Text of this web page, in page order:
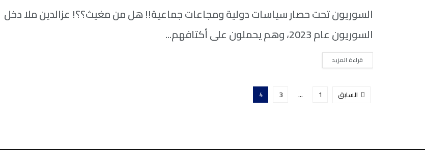
السوريون تحت حصار سياسات دولية ومجاعات جماعية!! هل من مغيث؟؟! عزالدين ملا دخل
السوريون عام 2023، وهم يحملون على أكتافهم...
قراءة المزيدDETAILS
السابق 1
…
3
4